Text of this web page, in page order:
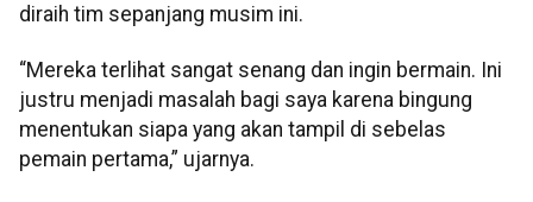
diraih tim sepanjang musim ini.
“Mereka terlihat sangat senang dan ingin bermain. Ini
justru menjadi masalah bagi saya karena bingung
menentukan siapa yang akan tampil di sebelas
pemain pertama,” ujarnya.